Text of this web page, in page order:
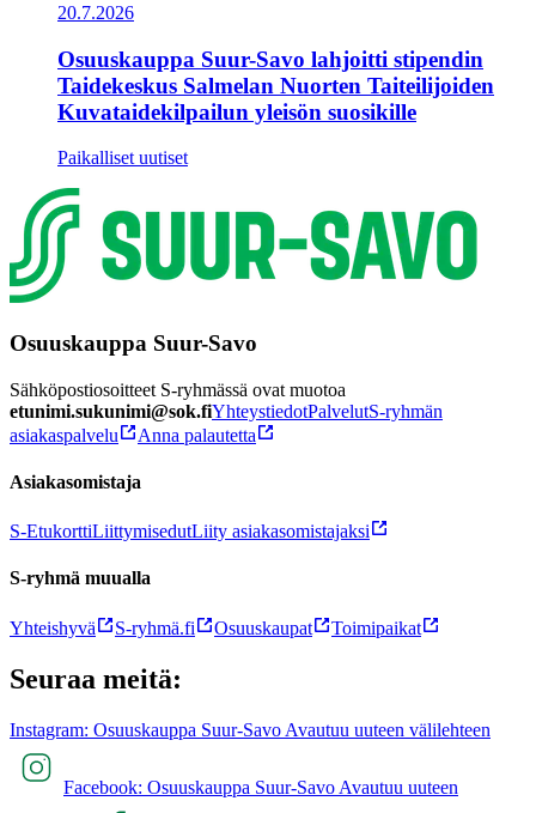
20.7.2026
Osuuskauppa Suur-Savo lahjoitti stipendin
Taidekeskus Salmelan Nuorten Taiteilijoiden
Kuvataidekilpailun yleisön suosikille
Paikalliset uutiset
Osuuskauppa Suur-Savo
Sähköpostiosoitteet S-ryhmässä ovat muotoa
etunimi.sukunimi@sok.fiYhteystiedotPalvelutS-ryhmän
asiakaspalvelu
Anna palautetta
Asiakasomistaja
S-EtukorttiLiittymisedutLiity asiakasomistajaksi
S-ryhmä muualla
Yhteishyvä S-ryhmä.fi Osuuskaupat Toimipaikat
Seuraa meitä:
Instagram: Osuuskauppa Suur-Savo Avautuu uuteen välilehteen
Facebook: Osuuskauppa Suur-Savo Avautuu uuteen